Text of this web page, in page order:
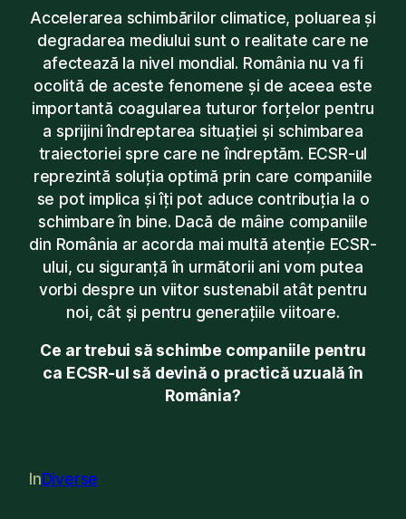
Accelerarea schimbărilor climatice, poluarea și
degradarea mediului sunt o realitate care ne
afectează la nivel mondial. România nu va fi
ocolită de aceste fenomene și de aceea este
importantă coagularea tuturor forțelor pentru
a sprijini îndreptarea situației și schimbarea
traiectoriei spre care ne îndreptăm. ECSR-ul
reprezintă soluția optimă prin care companiile
se pot implica și îți pot aduce contribuția la o
schimbare în bine. Dacă de mâine companiile
din România ar acorda mai multă atenție ECSR-
ului, cu siguranță în următorii ani vom putea
vorbi despre un viitor sustenabil atât pentru
noi, cât și pentru generațiile viitoare.
Ce ar trebui să schimbe companiile pentru
ca ECSR-ul să devină o practică uzuală în
România?
InDiverse